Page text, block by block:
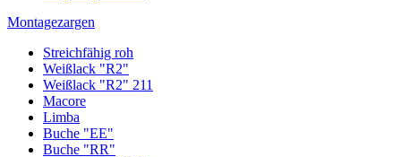
Montagezargen
Streichfähig roh
Weißlack "R2"
Weißlack "R2" 211
Macore
Limba
Buche "EE"
Buche "RR"